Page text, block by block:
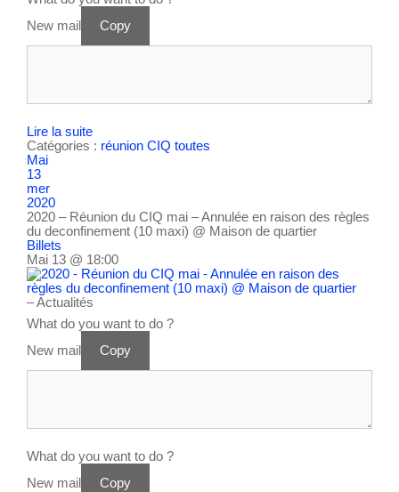
New mail
Copy
Lire la suite
Catégories : réunion CIQ toutes
Mai
13
mer
2020
2020 – Réunion du CIQ mai – Annulée en raison des règles
du deconfinement (10 maxi) @ Maison de quartier
Billets
Mai 13 @ 18:00
– Actualités
What do you want to do ?
New mail
Copy
What do you want to do ?
New mail
Copy